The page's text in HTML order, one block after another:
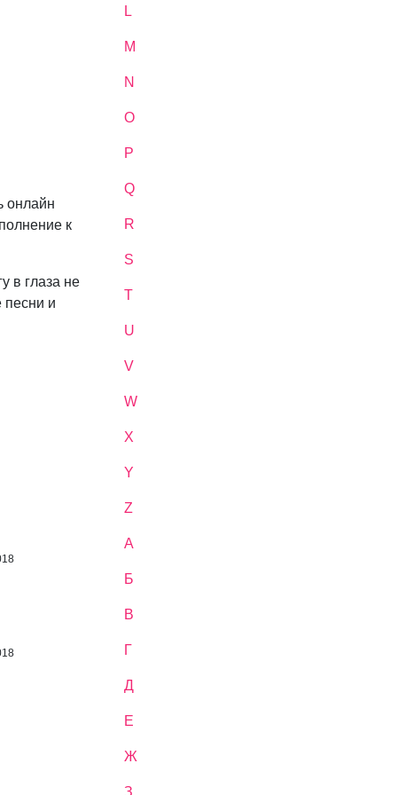
онлайн
к
в глаза не
песни и
L
M
N
O
P
Q
R
S
T
U
V
W
X
Y
Z
А
Б
В
Г
Д
Е
Ж
З